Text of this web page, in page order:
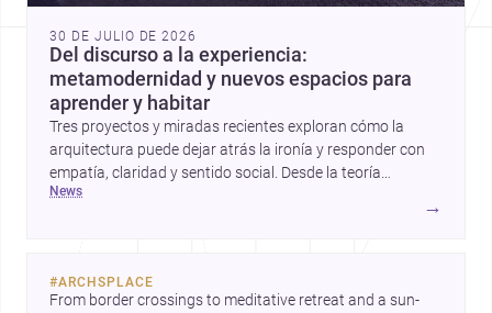
30 DE JULIO DE 2026
Del discurso a la experiencia:
metamodernidad y nuevos espacios para
aprender y habitar
Tres proyectos y miradas recientes exploran cómo la
arquitectura puede dejar atrás la ironía y responder con
empatía, claridad y sentido social. Desde la teoría
metamoderna hasta centros infantiles y una vivienda
news
→
#ARCHSPLACE
From border crossings to meditative retreat and a sun-